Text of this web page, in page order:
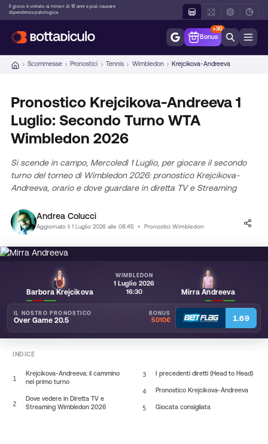
Vai
al
contenuto
Il gioco è vietato ai minori di 18 anni e può causare
dipendenza patologica.
+30
Bonus
Scommesse Pronostici Tennis Wimbledon Krejcikova-Andreeva
Pronostico Krejcikova-Andreeva 1
Luglio: Secondo Turno WTA
Wimbledon 2026
Si scende in campo, Mercoledì 1 Luglio, per giocare il secondo
turno del torneo di Wimbledon 2026: pronostico Krejcikova-
Andreeva, orario e dove guardare in diretta TV e Streaming
Andrea Colucci
Aggiornato il 1 Luglio 2026 alle 08:45 • Pronostici Wimbledon
Barbora Krejcikova
WIMBLEDON
1 Luglio 2026
16:30
Mirra Andreeva
IL NOSTRO PRONOSTICO
Over Game 20.5
BONUS
5010€ 1.69
INDICE
1
Krejcikova-Andreeva: il cammino
nel primo turno
2
Dove vedere in Diretta TV e
Streaming Wimbledon 2026
3 I precedenti diretti (Head to Head)
4 Pronostico Krejcikova-Andreeva
5 Giocata consigliata